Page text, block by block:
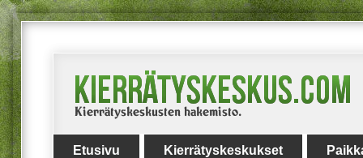
Etusivu Kierrätyskeskukset